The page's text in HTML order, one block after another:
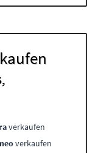
verkaufen
verkaufen